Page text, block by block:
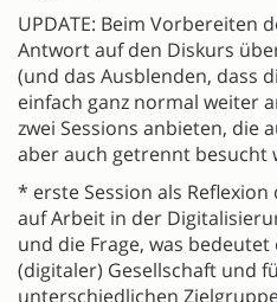
UPDATE: Beim Vorbereiten
Antwort auf den Diskurs
(und das Ausblenden, dass
einfach ganz normal weiter
zwei Sessions anbieten, die
aber auch getrennt besucht
* erste Session als
auf Arbeit in der
und die Frage, was bedeutet
(digitaler) Gesellschaft und
unterschiedlichen